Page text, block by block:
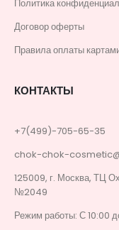
Политика
Договор оферты
Правила оплаты
КОНТАКТЫ
+7(499)-705-65-35
chok-chok-
125009, г. Москва, ТЦ
№2049
Режим работы: С 10:00